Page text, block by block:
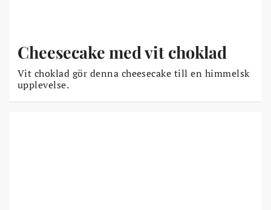
Cheesecake med vit choklad
Vit choklad gör denna cheesecake till en himmelsk
upplevelse.